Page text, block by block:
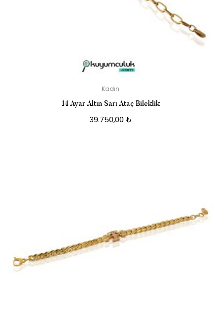
Kadın
14 Ayar Altın Sarı Ataç Bileklik
39.750,00 ₺